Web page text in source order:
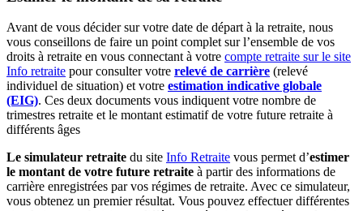
Avant de vous décider sur votre date de départ à la retraite, nous
vous conseillons de faire un point complet sur l’ensemble de vos
droits à retraite en vous connectant à votre compte retraite sur le site
Info retraite pour consulter votre relevé de carrière (relevé
individuel de situation) et votre estimation indicative globale
(EIG). Ces deux documents vous indiquent votre nombre de
trimestres retraite et le montant estimatif de votre future retraite à
différents âges
Le simulateur retraite du site Info Retraite vous permet d’estimer
le montant de votre future retraite à partir des informations de
carrière enregistrées par vos régimes de retraite. Avec ce simulateur,
vous obtenez un premier résultat. Vous pouvez effectuer différentes